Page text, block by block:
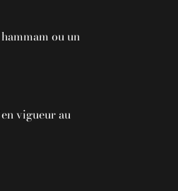
ou un
vigueur au